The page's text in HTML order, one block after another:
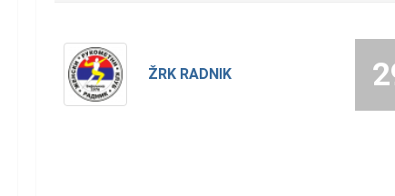
ŽRK RADNIK